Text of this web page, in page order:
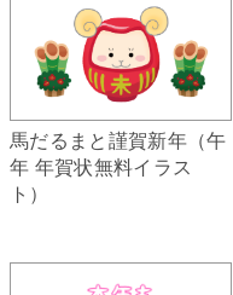
馬だるまと謹賀新年（午
年 年賀状無料イラス
ト）